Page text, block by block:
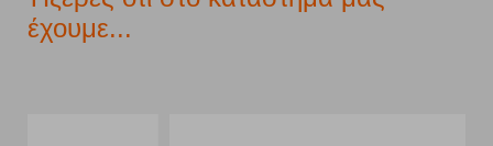
έχουμε...